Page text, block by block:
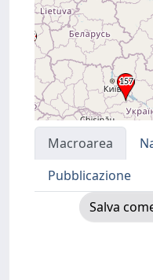
Macroarea
Pubblicazione
Salva